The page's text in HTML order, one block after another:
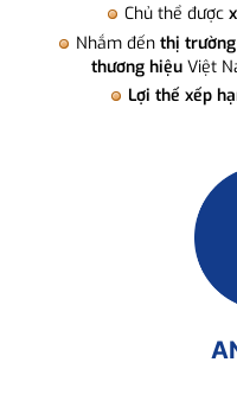
Chủ thể được
Nhắm đến thị
thương hiệuViệt
Lợi thế xếp